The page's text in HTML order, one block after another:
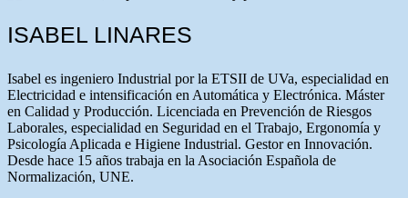
ISABEL LINARES
Isabel es ingeniero Industrial por la ETSII de UVa, especialidad en
Electricidad e intensificación en Automática y Electrónica. Máster
en Calidad y Producción. Licenciada en Prevención de Riesgos
Laborales, especialidad en Seguridad en el Trabajo, Ergonomía y
Psicología Aplicada e Higiene Industrial. Gestor en Innovación.
Desde hace 15 años trabaja en la Asociación Española de
Normalización, UNE.